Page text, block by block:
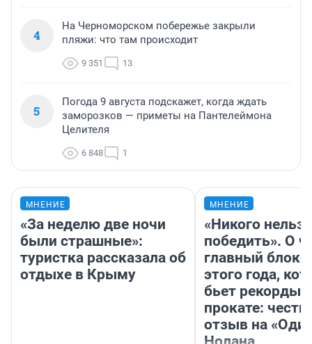
4
На Черноморском побережье закрыли
пляжи: что там происходит
9 351 13
5
Погода 9 августа подскажет, когда ждать
заморозков — приметы на Пантелеймона
Целителя
6 848 1
МНЕНИЕ
«За неделю две ночи
были страшные»:
туристка рассказала об
отдыхе в Крыму
МНЕНИЕ
«Никого нельзя
победить». О
главный
этого года,
бьет рекорды в
прокате:
отзыв на